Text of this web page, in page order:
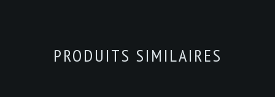
PRODUITS SIMILAIRES